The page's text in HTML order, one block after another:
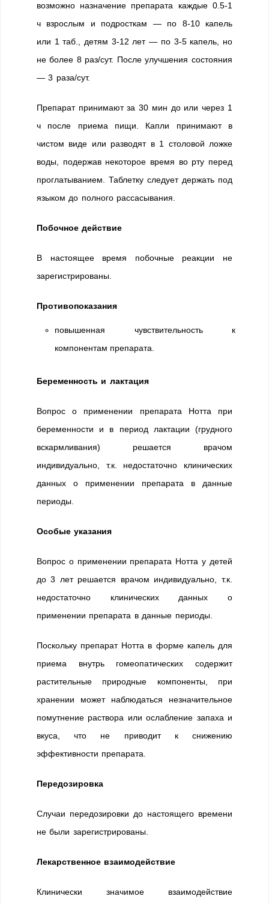
возможно назначение препарата каждые 0.5-1
ч взрослым и подросткам — по 8-10 капель
или 1 таб., детям 3-12 лет — по 3-5 капель, но
не более 8 раз/сут. После улучшения состояния
— 3 раза/сут.
Препарат принимают за 30 мин до или через 1
ч после приема пищи. Капли принимают в
чистом виде или разводят в 1 столовой ложке
воды, подержав некоторое время во рту перед
проглатыванием. Таблетку следует держать под
языком до полного рассасывания.
Побочное действие
В настоящее время побочные реакции не
зарегистрированы.
Противопоказания
повышенная чувствительность к
компонентам препарата.
Беременность и лактация
Вопрос о применении препарата Нотта при
беременности и в период лактации (грудного
вскармливания) решается врачом
индивидуально, т.к. недостаточно клинических
данных о применении препарата в данные
периоды.
Особые указания
Вопрос о применении препарата Нотта у детей
до 3 лет решается врачом индивидуально, т.к.
недостаточно клинических данных о
применении препарата в данные периоды.
Поскольку препарат Нотта в форме капель для
приема внутрь гомеопатических содержит
растительные природные компоненты, при
хранении может наблюдаться незначительное
помутнение раствора или ослабление запаха и
вкуса, что не приводит к снижению
эффективности препарата.
Передозировка
Случаи передозировки до настоящего времени
не были зарегистрированы.
Лекарственное взаимодействие
Клинически значимое взаимодействие